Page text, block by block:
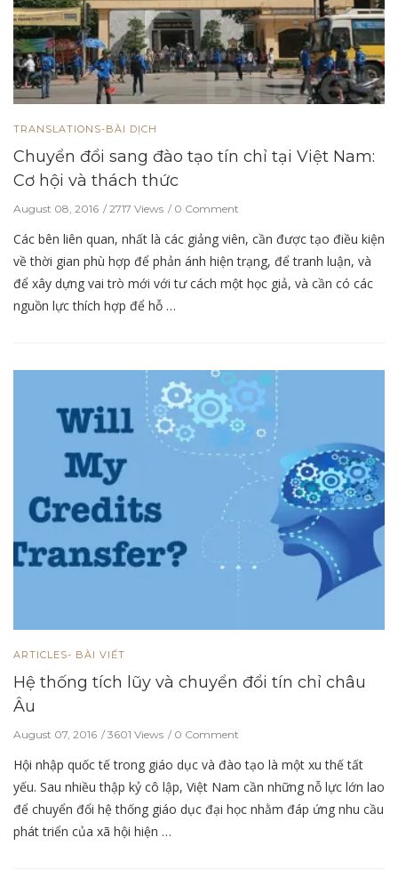
TRANSLATIONS-BÀI DỊCH
Chuyển đổi sang đào tạo tín chỉ tại Việt Nam:
Cơ hội và thách thức
August 08, 2016 2717 Views 0 Comment
Các bên liên quan, nhất là các giảng viên, cần được tạo điều kiện
về thời gian phù hợp để phản ánh hiện trạng, để tranh luận, và
để xây dựng vai trò mới với tư cách một học giả, và cần có các
nguồn lực thích hợp để hỗ …
ARTICLES- BÀI VIẾT
Hệ thống tích lũy và chuyển đổi tín chỉ châu
Âu
August 07, 2016 3601 Views 0 Comment
Hội nhập quốc tế trong giáo dục và đào tạo là một xu thế tất
yếu. Sau nhiều thập kỷ cô lập, Việt Nam cần những nỗ lực lớn lao
để chuyển đổi hệ thống giáo dục đại học nhằm đáp ứng nhu cầu
phát triển của xã hội hiện …